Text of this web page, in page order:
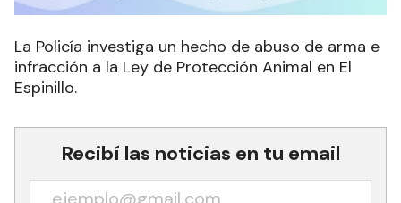
La Policía investiga un hecho de abuso de arma e
infracción a la Ley de Protección Animal en El
Espinillo.
Recibí las noticias en tu email